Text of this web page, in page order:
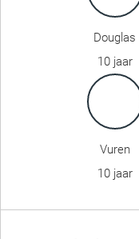
Douglas
10 jaar
Vuren
10 jaar